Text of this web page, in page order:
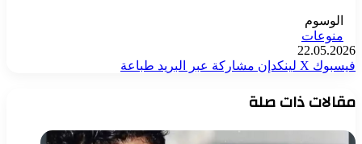
الوسوم
منوعات
22.05.2026
فيسبوك ‫X لينكدإن مشاركة عبر البريد طباعة
مقالات ذات صلة